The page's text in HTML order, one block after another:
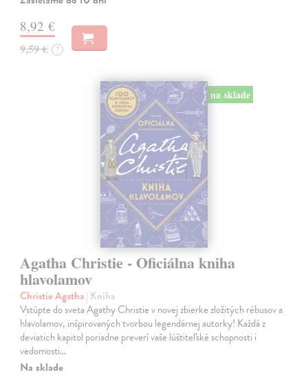
8,92 €
9,59 € ?
na sklade
Agatha Christie - Oficiálna kniha
hlavolamov
Christie Agatha| Kniha
Vstúpte do sveta Agathy Christie v novej zbierke zložitých rébusov a
hlavolamov, inšpirovaných tvorbou legendárnej autorky! Každá z
deviatich kapitol poriadne preverí vaše lúštiteľské schopnosti i
vedomosti…
Na sklade